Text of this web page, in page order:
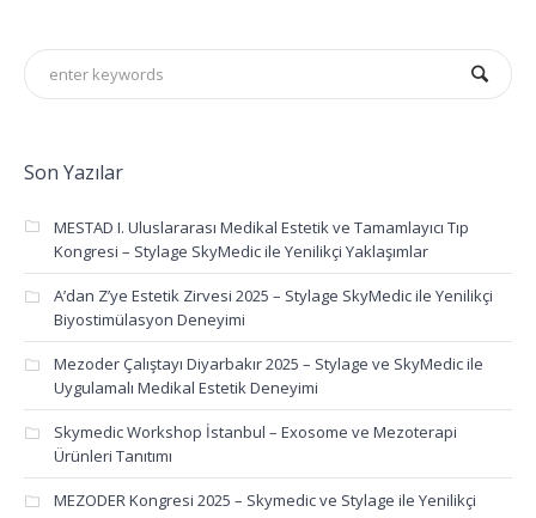
Son Yazılar
MESTAD I. Uluslararası Medikal Estetik ve Tamamlayıcı Tıp
Kongresi – Stylage SkyMedic ile Yenilikçi Yaklaşımlar
A’dan Z’ye Estetik Zirvesi 2025 – Stylage SkyMedic ile Yenilikçi
Biyostimülasyon Deneyimi
Mezoder Çalıştayı Diyarbakır 2025 – Stylage ve SkyMedic ile
Uygulamalı Medikal Estetik Deneyimi
Skymedic Workshop İstanbul – Exosome ve Mezoterapi
Ürünleri Tanıtımı
MEZODER Kongresi 2025 – Skymedic ve Stylage ile Yenilikçi